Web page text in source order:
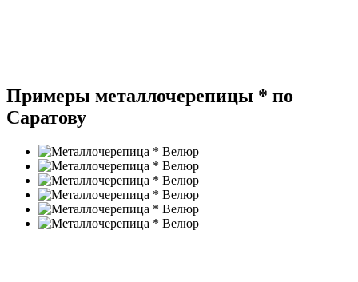
Примеры металлочерепицы * по
Саратову